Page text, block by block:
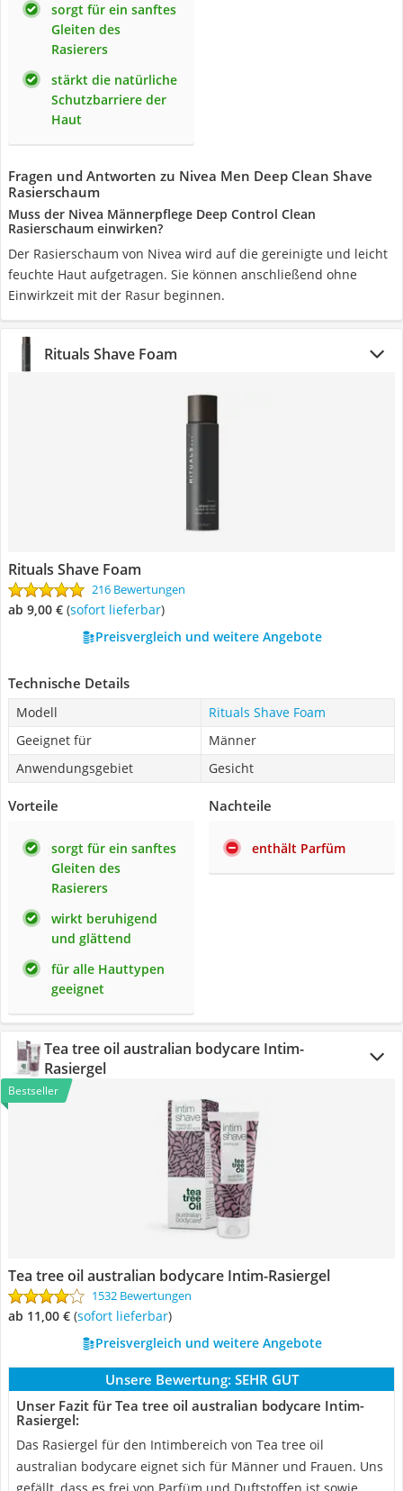
sorgt für ein sanftes
Gleiten des
Rasierers
stärkt die natürliche
Schutzbarriere der
Haut
Fragen und Antworten zu Nivea Men Deep Clean Shave
Rasierschaum
Muss der Nivea Männerpflege Deep Control Clean
Rasierschaum einwirken?
Der Rasierschaum von Nivea wird auf die gereinigte und leicht
feuchte Haut aufgetragen. Sie können anschließend ohne
Einwirkzeit mit der Rasur beginnen.
Rituals Shave Foam
Rituals Shave Foam
216 Bewertungen
ab 9,00 € ( Sofort lieferbar)
Preisvergleich und weitere Angebote
Technische Details
Modell
Rituals Shave Foam
Geeignet für
Männer
Anwendungsgebiet
Gesicht
Vorteile
sorgt für ein sanftes
Gleiten des
Rasierers
wirkt beruhigend
und glättend
für alle Hauttypen
geeignet
Nachteile
enthält Parfüm
Tea tree oil australian bodycare Intim-
Rasiergel
Bestseller
Tea tree oil australian bodycare Intim-Rasiergel
1532 Bewertungen
ab 11,00 € ( Sofort lieferbar)
Preisvergleich und weitere Angebote
Unsere Bewertung: SEHR GUT
Unser Fazit für Tea tree oil australian bodycare Intim-
Rasiergel:
Das Rasiergel für den Intimbereich von Tea tree oil
australian bodycare eignet sich für Männer und Frauen. Uns